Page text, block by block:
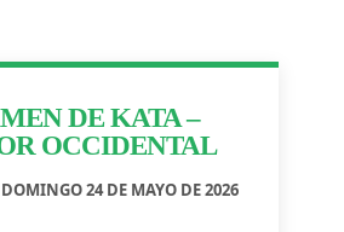
DE KATA –
OCCIDENTAL
24 DE MAYO DE 2026